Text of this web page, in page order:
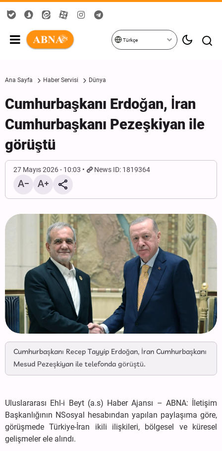
Türkçe
Ana Sayfa Haber Servisi Dünya
Cumhurbaşkanı Erdoğan, İran
Cumhurbaşkanı Pezeşkiyan ile
görüştü
27 Mayıs 2026 - 10:03 News ID: 1819364
Cumhurbaşkanı Recep Tayyip Erdoğan, İran Cumhurbaşkanı
Mesud Pezeşkiyan ile telefonda görüştü.
Uluslararası Ehl-i Beyt (a.s) Haber Ajansı – ABNA: İletişim
Başkanlığının NSosyal hesabından yapılan paylaşıma göre,
görüşmede Türkiye-İran ikili ilişkileri, bölgesel ve küresel
gelişmeler ele alındı.